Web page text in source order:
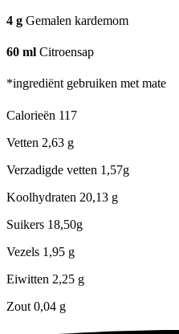
4 g Gemalen kardemom
60 ml Citroensap
*ingrediënt gebruiken met mate
Calorieën 117
Vetten 2,63 g
Verzadigde vetten 1,57g
Koolhydraten 20,13 g
Suikers 18,50g
Vezels 1,95 g
Eiwitten 2,25 g
Zout 0,04 g